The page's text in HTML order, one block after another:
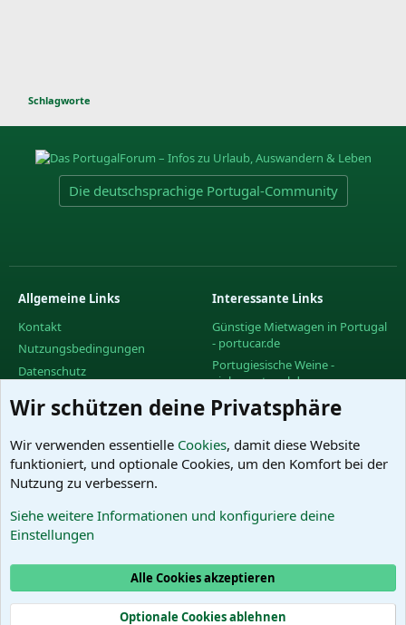
Schlagworte
Die deutschsprachige Portugal-Community
Allgemeine Links
Kontakt
Nutzungsbedingungen
Datenschutz
R
Interessante Links
Günstige Mietwagen in Portugal
- portucar.de
Portugiesische Weine -
vinhoportugal.de
Facebook-Gruppe des
PortugalForums
Facebook-Gruppe "Urlaub in
Portugal"
Das PortugalForum ohne
Wir schützen deine Privatsphäre
Wir verwenden essentielle Cookies, damit diese Website
funktioniert, und optionale Cookies, um den Komfort bei der
Nutzung zu verbessern.
Siehe weitere Informationen und konfiguriere deine
Einstellungen
Alle Cookies akzeptieren
Optionale Cookies ablehnen